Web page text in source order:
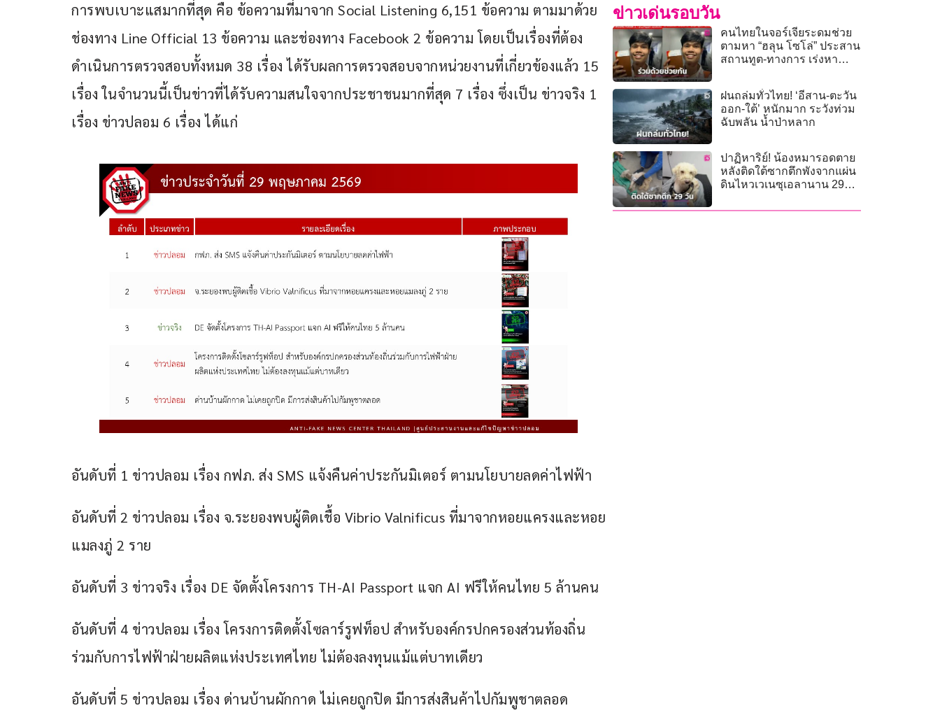
การพบเบาะแสมากที่สุด คือ ข้อความที่มาจาก Social Listening 6,151 ข้อความ ตามมาด้วย
ช่องทาง Line Official 13 ข้อความ และช่องทาง Facebook 2 ข้อความ โดยเป็นเรื่องที่ต้อง
ดำเนินการตรวจสอบทั้งหมด 38 เรื่อง ได้รับผลการตรวจสอบจากหน่วยงานที่เกี่ยวข้องแล้ว 15
เรื่อง ในจำนวนนี้เป็นข่าวที่ได้รับความสนใจจากประชาชนมากที่สุด 7 เรื่อง ซึ่งเป็น ข่าวจริง 1
เรื่อง ข่าวปลอม 6 เรื่อง ได้แก่
อันดับที่ 1 ข่าวปลอม เรื่อง กฟภ. ส่ง SMS แจ้งคืนค่าประกันมิเตอร์ ตามนโยบายลดค่าไฟฟ้า
อันดับที่ 2 ข่าวปลอม เรื่อง จ.ระยองพบผู้ติดเชื้อ Vibrio Valnificus ที่มาจากหอยแครงและหอย
แมลงภู่ 2 ราย
อันดับที่ 3 ข่าวจริง เรื่อง DE จัดตั้งโครงการ TH-AI Passport แจก AI ฟรีให้คนไทย 5 ล้านคน
อันดับที่ 4 ข่าวปลอม เรื่อง โครงการติดตั้งโซลาร์รูฟท็อป สำหรับองค์กรปกครองส่วนท้องถิ่น
ร่วมกับการไฟฟ้าฝ่ายผลิตแห่งประเทศไทย ไม่ต้องลงทุนแม้แต่บาทเดียว
อันดับที่ 5 ข่าวปลอม เรื่อง ด่านบ้านผักกาด ไม่เคยถูกปิด มีการส่งสินค้าไปกัมพูชาตลอด
ข่าวเด่นรอบวัน
คนไทยในจอร์เจียระดมช่วย
ตามหา “ฮลุน โซโล่” ประสาน
สถานทูต-ทางการ เร่งหา
ฝนถล่มทั่วไทย! ‘อีสาน-ตะวัน
ออก-ใต้’ หนักมาก ระวังท่วม
ฉับพลัน น้ำป่าหลาก
ปาฏิหาริย์! น้องหมารอดตาย
หลังติดใต้ซากตึกพังจากแผ่น
ดินไหวเวเนซุเอลานาน 29